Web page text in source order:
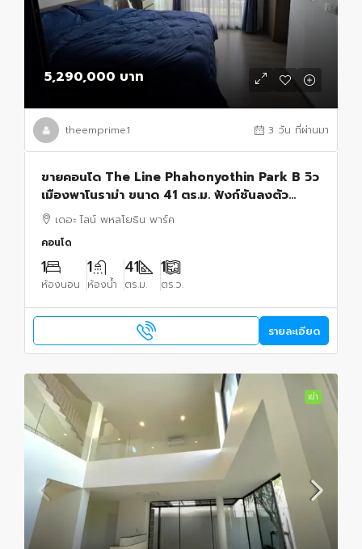
5,290,000 บาท
theemprime1 3 วัน ที่ผ่านมา
ขายคอนโด The Line Phahonyothin Park B วิว
เมืองพาโนราม่า ขนาด 41 ตร.ม. ฟังก์ชันลงตัว
ใช้สอยพื้นที่ได้เต็มที่1 ห้องนอน 1 ห้องน้ำ
เดอะ ไลน์ พหลโยธิน พาร์ค
คอนโด
1
ห้องนอน
1
ห้องน้ำ
41
ตร.ม.
1
ตร.ว.
รายละเอียด
เช่า